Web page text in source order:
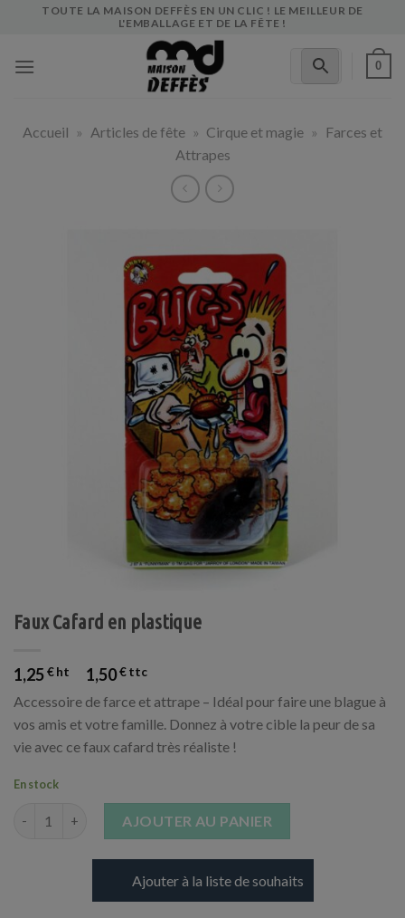
TOUTE LA MAISON DEFFÈS EN UN CLIC ! LE MEILLEUR DE
L'EMBALLAGE ET DE LA FÊTE !
0
Accueil » Articles de fête » Cirque et magie »
Farces et
Attrapes
Faux Cafard en plastique
1,25€ 1,50€
Accessoire de farce et attrape – Idéal pour faire une blague à
vos amis et votre famille. Donnez à votre cible la peur de sa
vie avec ce faux cafard très réaliste !
En stock
AJOUTER AU PANIER
Ajouter à la liste de souhaits